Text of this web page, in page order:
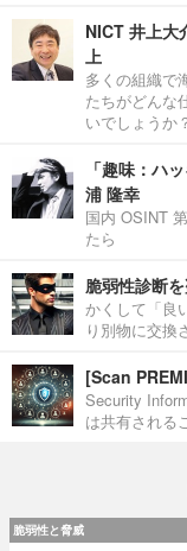
NICT 井上大
上
多くの組織で
たちがどんな
いでしょうか
「趣味：ハ
浦 隆幸
国内 OSINT
たら
脆弱性診断
かくして「良
り別物に交換
[Scan
Security
は共有される
脆弱性と脅威